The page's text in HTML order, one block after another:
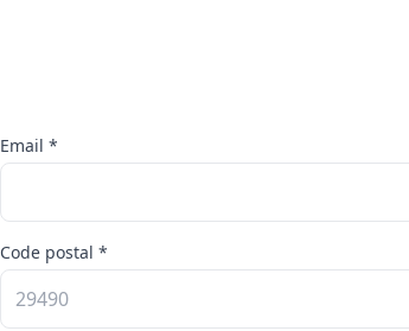
Email *
Code postal *